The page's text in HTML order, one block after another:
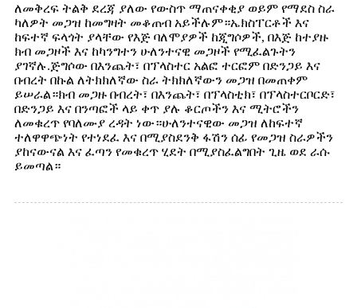
ለመቅረፍ ትልቅ ደረጃ ያለው የውስጥ ማጠናቀቂያ ወይም የማደስ ስራ
ካለዎት መጋዝ ከመግዛት መቆጠብ አይችሉም።ኤክስፐርቶች እና
ከፍተኛ ፍላጎት ያላቸው የእጅ ባለሞያዎች ከጂግሶዎች, በእጅ ከተያዙ
ክብ መጋዞች እና ከካንግተን ሁለንተናዊ መጋዞች የሚፈልጉትን
ያገኛሉ.ጅግሶው በእንጨት፣ በፕላስተር አልፎ ተርፎም በድንጋይ እና
በብረት በኩል ለትክክለኛው ስራ ትክክለኛውን መጋዝ በመጠቀም
ይሠራል።ክብ መጋዙ በብረት፣ በእንጨት፣ በፕላስቲክ፣ በፕላስተርቦርድ፣
በድንጋይ እና በንጣፎች ላይ ቀጥ ያሉ ቆርጦችን እና ሚትሮችን
ለመቁረጥ የባለሙያ ረዳት ነው።ሁለንተናዊው መጋዝ ለከፍተኛ
ተለዋዋጭነት የተነደፈ እና በሚያስደንቅ ፋሽን ሰፊ የመጋዝ ስራዎችን
ያከናውናል እና ፈጣን የመቁረጥ ሂደት በሚያስፈልግበት ጊዜ ወደ ራሱ
ይመጣል።